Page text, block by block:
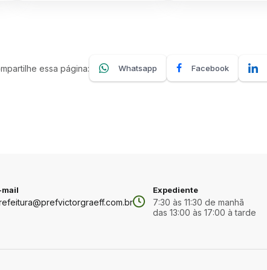
essa página: Whatsapp Facebook
mail Expediente
7:30 às 11:30 de manhã
das 13:00 às 17:00 à tarde